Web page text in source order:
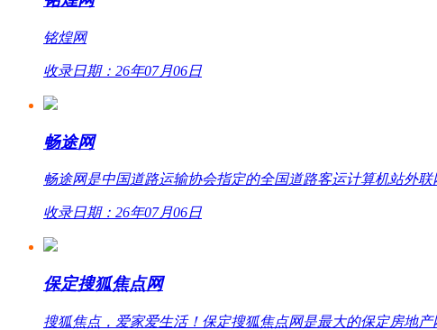
铭煌网
收录日期：26年07月06日
畅途网
畅途网是中国道路运输协会指定的全国道路客运计算机站外
收录日期：26年07月06日
保定搜狐焦点网
搜狐焦点，爱家爱生活！保定搜狐焦点网是最大的保定房地